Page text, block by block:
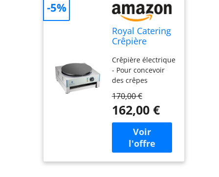
Royal Catering
Crêpière
RCEC-3000-E
(48x45x23,5cm,
3.000W,
diamètre de la
plaque
chauffante
40cm, plaque :
fonte avec
revêtement en
émail)
Crêpière électrique
- Pour concevoir
des crêpes
manière
hygiènique
Température de
fonctionnement
jusqu'à 300°C -
3000 Watts de
puissance Plaque
170,00 €
162,00 €
-5%